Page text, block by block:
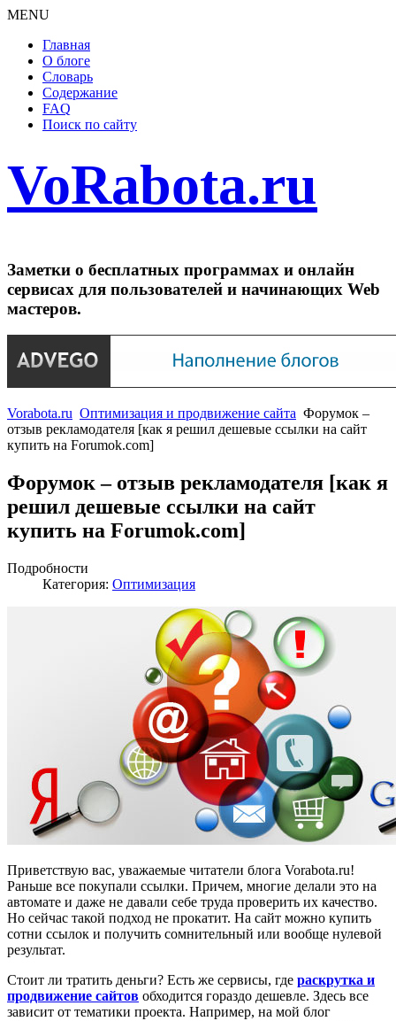
MENU
Главная
О блоге
Словарь
Содержание
FAQ
Поиск по сайту
VoRabota.ru
Заметки о бесплатных программах и онлайн
сервисах для пользователей и начинающих Web
мастеров.
Vorabota.ru Оптимизация и продвижение сайта Форумок –
отзыв рекламодателя [как я решил дешевые ссылки на сайт
купить на Forumok.com]
Форумок – отзыв рекламодателя [как я
решил дешевые ссылки на сайт
купить на Forumok.com]
Подробности
Категория: Оптимизация
Приветствую вас, уважаемые читатели блога Vorabota.ru!
Раньше все покупали ссылки. Причем, многие делали это на
автомате и даже не давали себе труда проверить их качество.
Но сейчас такой подход не прокатит. На сайт можно купить
сотни ссылок и получить сомнительный или вообще нулевой
результат.
Стоит ли тратить деньги? Есть же сервисы, где раскрутка и
продвижение сайтов обходится гораздо дешевле. Здесь все
зависит от тематики проекта. Например, на мой блог